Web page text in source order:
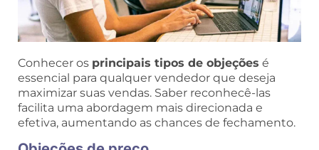
Conhecer os principais tipos de objeções é
essencial para qualquer vendedor que deseja
maximizar suas vendas. Saber reconhecê-las
facilita uma abordagem mais direcionada e
efetiva, aumentando as chances de fechamento.